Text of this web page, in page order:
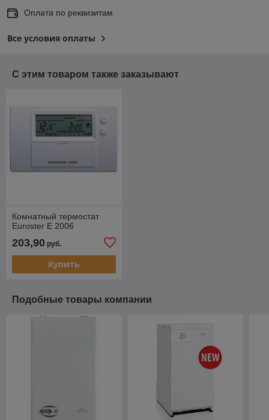
Оплата по реквизитам
Все условия оплаты
С этим товаром также заказывают
Комнатный термоcтат
Euroster E 2006
203,90 руб.
Купить
Подобные товары компании